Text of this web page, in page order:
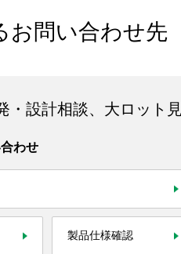
お問い合わせ先
・設計相談、大ロット
わせ
製品仕様確認